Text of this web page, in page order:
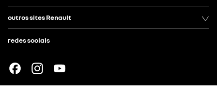
outros sites Renault
redes sociais